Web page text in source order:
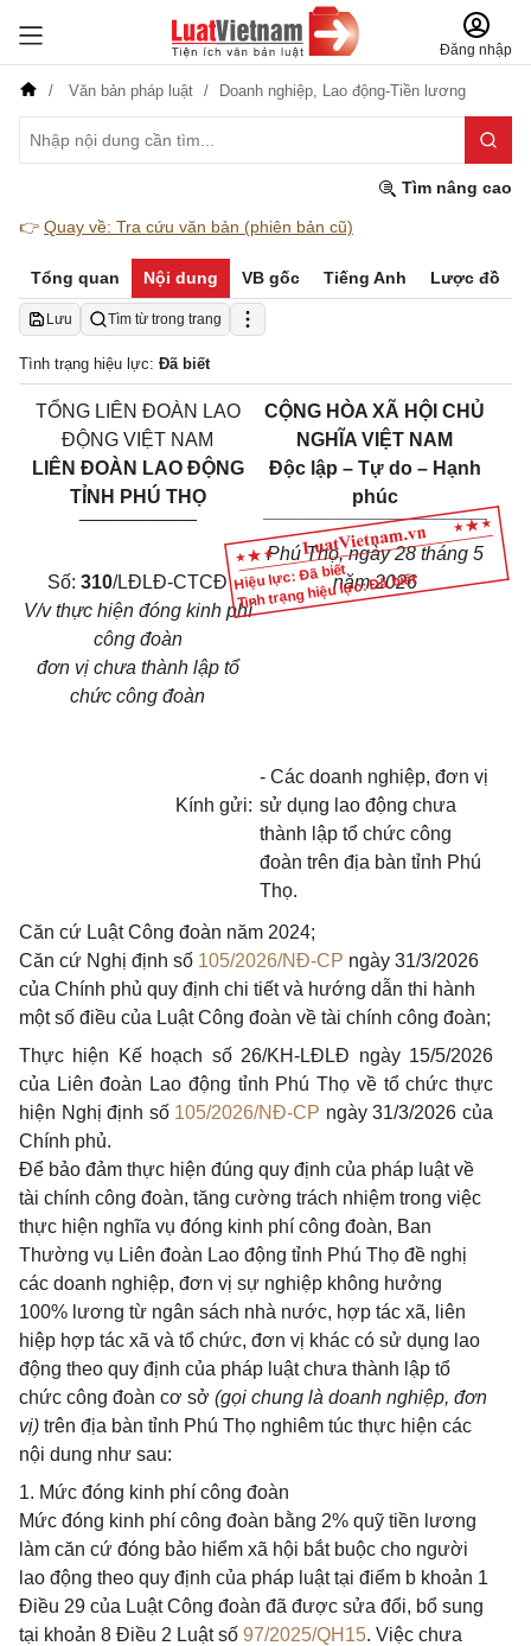
Đăng nhập
Văn bản pháp luật Doanh nghiệp, Lao động-Tiền lương
Tìm nâng cao
👉 Quay về: Tra cứu văn bản (phiên bản cũ)
Tổng quan Nội dung VB gốc Tiếng Anh Lược đồ
Lưu Tìm từ trong trang
Tình trạng hiệu lực: Đã biết
Hiệu lực: Đã biết
Tình trạng hiệu lực: Đã biết
TỔNG LIÊN ĐOÀN LAO
ĐỘNG VIỆT NAM
LIÊN ĐOÀN LAO ĐỘNG
TỈNH PHÚ THỌ
Số: 310/LĐLĐ-CTCĐ
V/v thực hiện đóng kinh phí
công đoàn
đơn vị chưa thành lập tổ
chức công đoàn
CỘNG HÒA XÃ HỘI CHỦ
NGHĨA VIỆT NAM
Độc lập – Tự do – Hạnh
phúc
_____________________
Phú Thọ, ngày 28 tháng 5
năm 2026
Kính gửi:
- Các doanh nghiệp, đơn vị
sử dụng lao động chưa
thành lập tổ chức công
đoàn trên địa bàn tỉnh Phú
Thọ.
Căn cứ Luật Công đoàn năm 2024;
Căn cứ Nghị định số 105/2026/NĐ-CP ngày 31/3/2026
của Chính phủ quy định chi tiết và hướng dẫn thi hành
một số điều của Luật Công đoàn về tài chính công đoàn;
Thực hiện Kế hoạch số 26/KH-LĐLĐ ngày 15/5/2026
của Liên đoàn Lao động tỉnh Phú Thọ về tổ chức thực
hiện Nghị định số 105/2026/NĐ-CP ngày 31/3/2026 của
Chính phủ.
Để bảo đảm thực hiện đúng quy định của pháp luật về
tài chính công đoàn, tăng cường trách nhiệm trong việc
thực hiện nghĩa vụ đóng kinh phí công đoàn, Ban
Thường vụ Liên đoàn Lao động tỉnh Phú Thọ đề nghị
các doanh nghiệp, đơn vị sự nghiệp không hưởng
100% lương từ ngân sách nhà nước, hợp tác xã, liên
hiệp hợp tác xã và tổ chức, đơn vị khác có sử dụng lao
động theo quy định của pháp luật chưa thành lập tổ
chức công đoàn cơ sở (gọi chung là doanh nghiệp, đơn
vị) trên địa bàn tỉnh Phú Thọ nghiêm túc thực hiện các
nội dung như sau:
1. Mức đóng kinh phí công đoàn
Mức đóng kinh phí công đoàn bằng 2% quỹ tiền lương
làm căn cứ đóng bảo hiểm xã hội bắt buộc cho người
lao động theo quy định của pháp luật tại điểm b khoản 1
Điều 29 của Luật Công đoàn đã được sửa đổi, bổ sung
tại khoản 8 Điều 2 Luật số 97/2025/QH15. Việc chưa